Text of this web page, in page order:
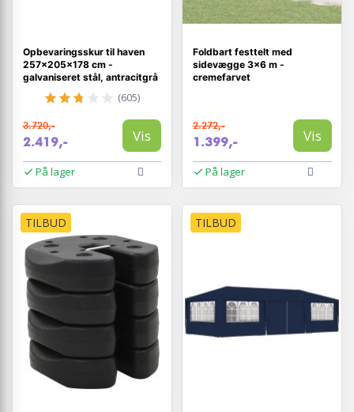
Opbevaringsskur til haven
257×205×178 cm -
galvaniseret stål, antracitgrå
(605)
3.720,-
2.419,- Vis
På lager
Foldbart festtelt med
sidevægge 3×6 m -
cremefarvet
2.272,-
1.399,- Vis
På lager
TILBUD TILBUD